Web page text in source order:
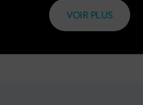
VOIR PLUS